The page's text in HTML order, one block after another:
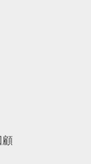
顧